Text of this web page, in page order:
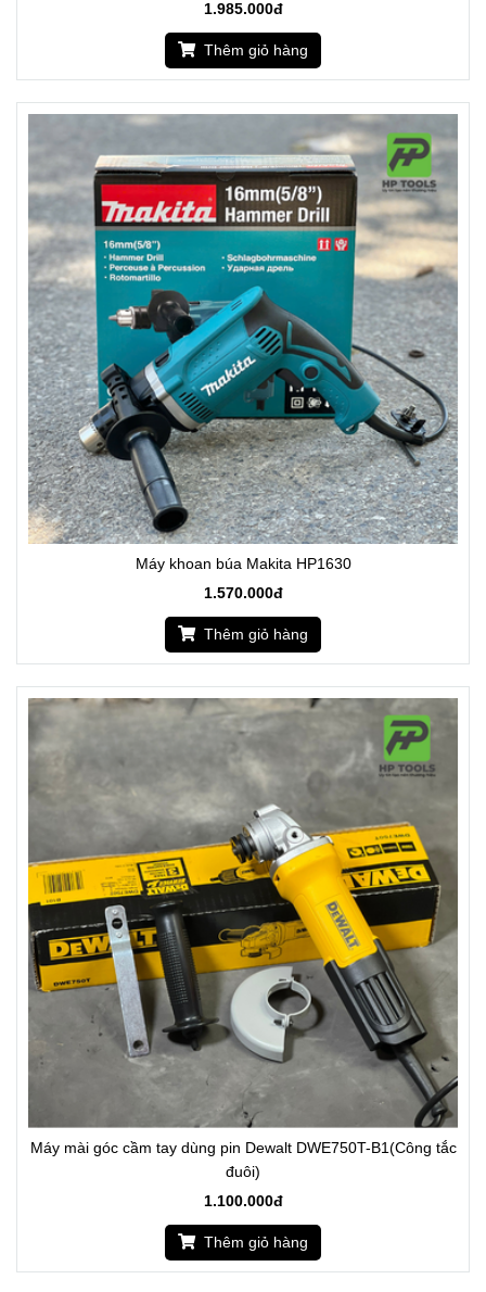
1.985.000đ
Thêm giỏ hàng
Máy khoan búa Makita HP1630
1.570.000đ
Thêm giỏ hàng
Máy mài góc cầm tay dùng pin Dewalt DWE750T-B1(Công tắc
đuôi)
1.100.000đ
Thêm giỏ hàng